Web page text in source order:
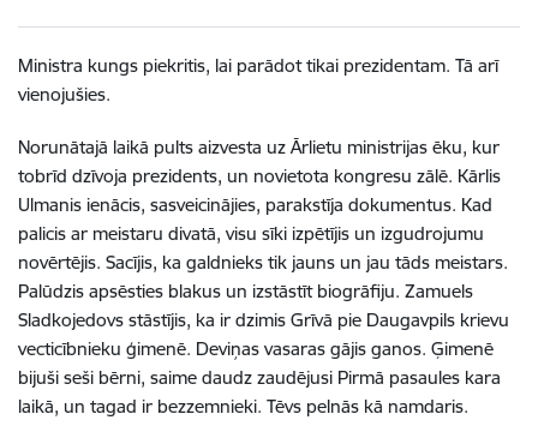
Ministra kungs piekritis, lai parādot tikai prezidentam. Tā arī
vienojušies.
Norunātajā laikā pults aizvesta uz Ārlietu ministrijas ēku, kur
tobrīd dzīvoja prezidents, un novietota kongresu zālē. Kārlis
Ulmanis ienācis, sasveicinājies, parakstīja dokumentus. Kad
palicis ar meistaru divatā, visu sīki izpētījis un izgudrojumu
novērtējis. Sacījis, ka galdnieks tik jauns un jau tāds meistars.
Palūdzis apsēsties blakus un izstāstīt biogrāfiju. Zamuels
Sladkojedovs stāstījis, ka ir dzimis Grīvā pie Daugavpils krievu
vecticībnieku ģimenē. Deviņas vasaras gājis ganos. Ģimenē
bijuši seši bērni, saime daudz zaudējusi Pirmā pasaules kara
laikā, un tagad ir bezzemnieki. Tēvs pelnās kā namdaris.